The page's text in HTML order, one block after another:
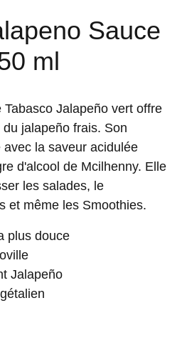
Sauce
ml
Jalapeño vert offre
jalapeño frais. Son
la saveur acidulée
d'alcool de Mcilhenny. Elle
les salades, le
et même les Smoothies.
plus douce
Jalapeño